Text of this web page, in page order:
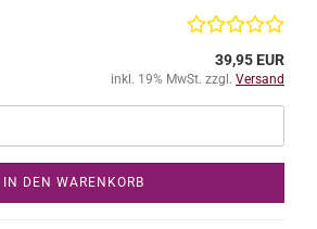
39,95 EUR
inkl. 19% MwSt. zzgl. Versand
IN DEN WARENKORB